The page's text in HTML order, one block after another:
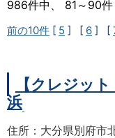
986件中、 81～90
前の10件 [ 5 ] [ 6 ] [
【クレジッ
浜
住所：大分県別府市